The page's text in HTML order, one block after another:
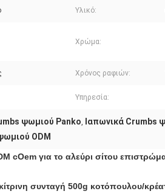
Υλικό:
Χρώμα:
Χρόνος ραφιών:
Υπηρεσία:
ψωμιού Panko, Ιαπωνικά Crumbs
ODM
cOem για το αλεύρι σίτου
συνταγή 500g κοτόπουλου/